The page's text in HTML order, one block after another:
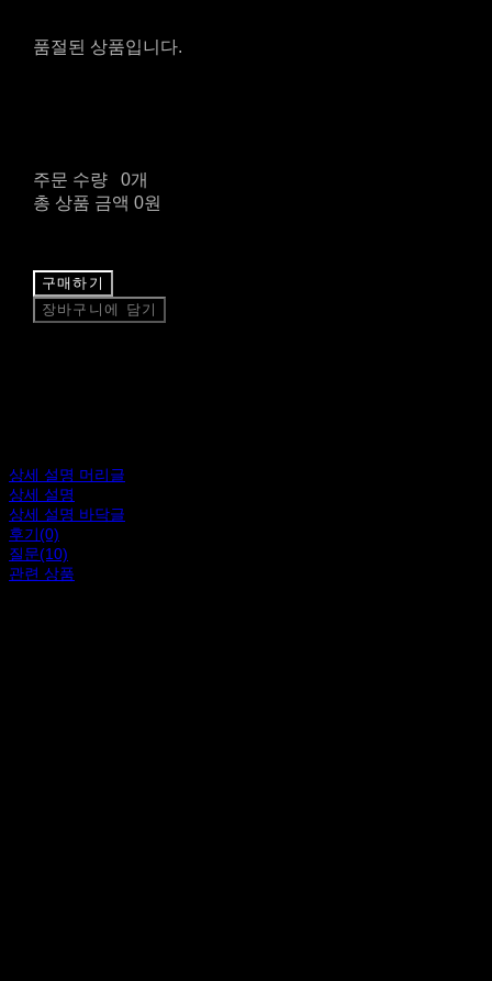
품절된 상품입니다.
주문 수량
0개
총 상품 금액 0원
구매하기
장바구니에 담기
상세 설명 머리글
상세 설명
상세 설명 바닥글
후기(0)
질문(10)
관련 상품